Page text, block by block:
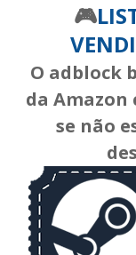
🎮
O adblock
da Amazon
se não